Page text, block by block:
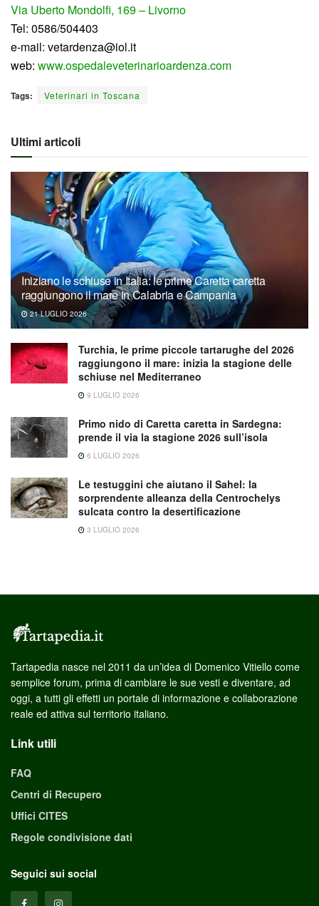
Via Uberto Mondolfi, 169 – Livorno
Tel: 0586/504403
e-mail: vetardenza@iol.it
web: www.ospedaleveterinarioardenza.com
Tags: Veterinari in Toscana
Ultimi articoli
Iniziano le schiuse in Italia: le prime Caretta caretta
raggiungono il mare in Calabria e Campania
21 LUGLIO 2026
Turchia, le prime piccole tartarughe del 2026
raggiungono il mare: inizia la stagione delle
schiuse nel Mediterraneo
9 LUGLIO 2026
Primo nido di Caretta caretta in Sardegna:
prende il via la stagione 2026 sull’isola
6 LUGLIO 2026
Le testuggini che aiutano il Sahel: la
sorprendente alleanza della Centrochelys
sulcata contro la desertificazione
3 LUGLIO 2026
Tartapedia nasce nel 2011 da un’idea di Domenico Vitiello come
semplice forum, prima di cambiare le sue vesti e diventare, ad
oggi, a tutti gli effetti un portale di informazione e collaborazione
reale ed attiva sul territorio italiano.
Link utili
FAQ
Centri di Recupero
Uffici CITES
Regole condivisione dati
Seguici sui social